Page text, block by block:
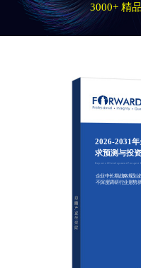
3000+ 精
2026-2031
求预测与投
Report of Development Prospect
企业中长期战略规划
不深度调研行业形势